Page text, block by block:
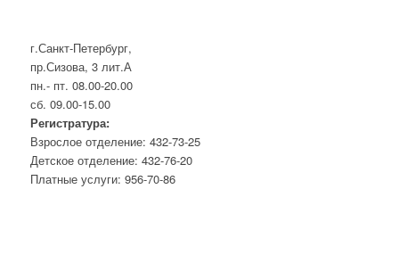
г.Санкт-Петербург,
пр.Сизова, 3 лит.А
пн.- пт. 08.00-20.00
сб. 09.00-15.00
Регистратура:
Взрослое отделение: 432-73-25
Детское отделение: 432-76-20
Платные услуги: 956-70-86